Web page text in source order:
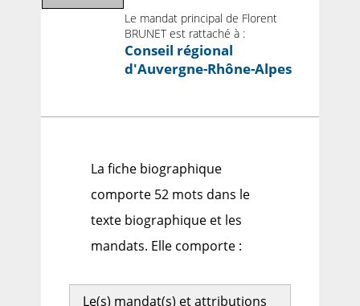
Le mandat principal de Florent
BRUNET est rattaché à :
Conseil régional
d'Auvergne-Rhône-Alpes
La fiche biographique
comporte 52 mots dans le
texte biographique et les
mandats. Elle comporte :
Le(s) mandat(s) et attributions